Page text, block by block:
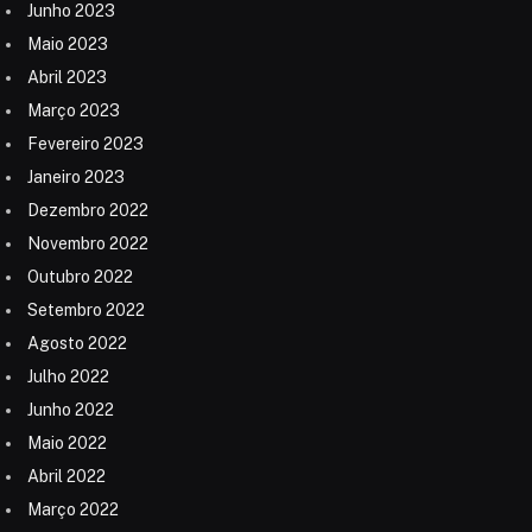
Junho 2023
Maio 2023
Abril 2023
Março 2023
Fevereiro 2023
Janeiro 2023
Dezembro 2022
Novembro 2022
Outubro 2022
Setembro 2022
Agosto 2022
Julho 2022
Junho 2022
Maio 2022
Abril 2022
Março 2022